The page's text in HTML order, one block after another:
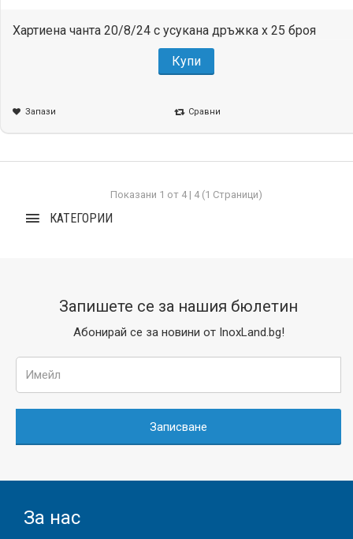
Хартиена чанта 20/8/24 с усукана дръжка x 25 броя
Купи
Запази Сравни
Показани 1 от 4 | 4 (1 Страници)
КАТЕГОРИИ
Запишете се за нашия бюлетин
Абонирай се за новини от InoxLand.bg!
Записване
За нас